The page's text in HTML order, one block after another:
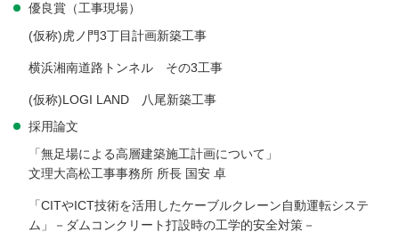
優良賞（工事現場）
(仮称)虎ノ門3丁目計画新築工事
横浜湘南道路トンネル その3工事
(仮称)LOGI LAND 八尾新築工事
採用論文
「無足場による高層建築施工計画について」
文理大高松工事事務所 所長 国安 卓
「CITやICT技術を活用したケーブルクレーン自動運転システ
ム」－ダムコンクリート打設時の工学的安全対策－